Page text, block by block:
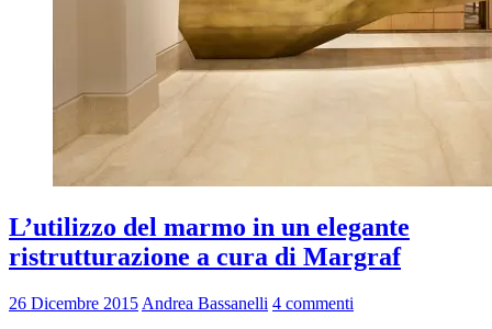
L’utilizzo del marmo in un elegante
ristrutturazione a cura di Margraf
26 Dicembre 2015 Andrea Bassanelli 4 commenti